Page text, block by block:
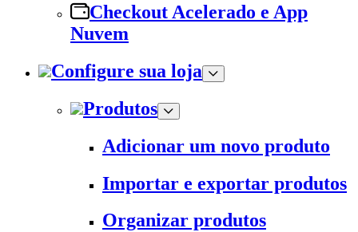
Checkout Acelerado e App
Nuvem
Configure sua loja
Produtos
Adicionar um novo produto
Importar e exportar produtos
Organizar produtos